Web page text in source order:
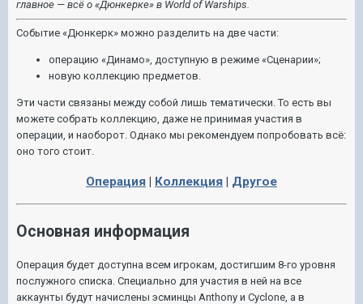
главное — всё о «Дюнкерке» в World of Warships.
Событие «Дюнкерк» можно разделить на две части:
операцию «Динамо», доступную в режиме «Сценарии»;
новую коллекцию предметов.
Эти части связаны между собой лишь тематически. То есть вы
можете собрать коллекцию, даже не принимая участия в
операции, и наоборот. Однако мы рекомендуем попробовать всё:
оно того стоит.
Операция | Коллекция | Другое
Основная информация
Операция будет доступна всем игрокам, достигшим 8-го уровня
послужного списка. Специально для участия в ней на все
аккаунты будут начислены эсминцы Anthony и Cyclone, а в